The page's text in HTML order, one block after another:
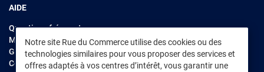
Notre site Rue du Commerce utilise des cookies ou des
technologies similaires pour vous proposer des services et
offres adaptés à vos centres d’intérêt, vous garantir une
AIDE
Questions fréquentes
Modes de règlements
Garantie et retours
Contacter Rue du Commerce